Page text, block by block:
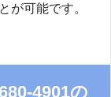
が可能です。
4901の